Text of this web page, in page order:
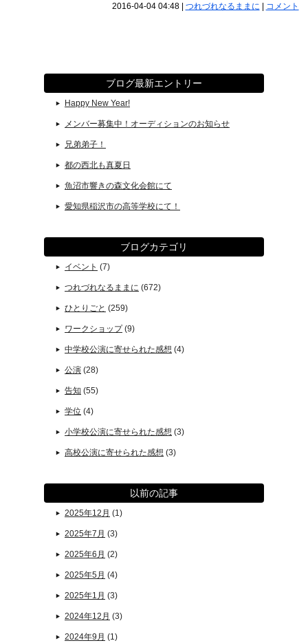
2016-04-04 04:48 つれづれなるままに コメント
ブログ最新エントリー
Happy New Year!
メンバー募集中！オーディションのお知らせ
兄弟弟子！
都の西北も真夏日
魚沼市響きの森文化会館にて
愛知県稲沢市の高等学校にて！
ブログカテゴリ
イベント (7)
つれづれなるままに (672)
ひとりごと (259)
ワークショップ(9)
中学校公演に寄せられた感想 (4)
公演 (28)
告知 (55)
学位 (4)
小学校公演に寄せられた感想 (3)
高校公演に寄せられた感想 (3)
以前の記事
2025年12月 (1)
2025年7月 (3)
2025年6月 (2)
2025年5月 (4)
2025年1月 (3)
2024年12月 (3)
2024年9月 (1)